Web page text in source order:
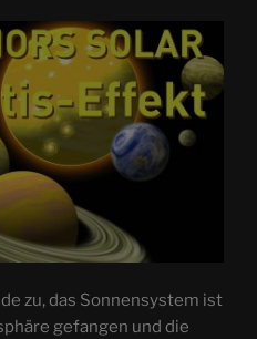
zu, das Sonnensystem ist
gefangen und die